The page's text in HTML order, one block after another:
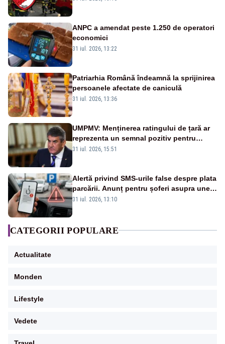
ANPC a amendat peste 1.250 de operatori
economici
31 iul. 2026, 13:22
Patriarhia Română îndeamnă la sprijinirea
persoanele afectate de caniculă
31 iul. 2026, 13:36
UMPMV: Menținerea ratingului de țară ar
reprezenta un semnal pozitiv pentru
România. Autoritățile trebuie să continue
31 iul. 2026, 15:51
Alertă privind SMS-urile false despre plata
parcării. Anunț pentru șoferi asupra unei
noi metode de fraudă online
31 iul. 2026, 13:10
CATEGORII POPULARE
Actualitate
Monden
Lifestyle
Vedete